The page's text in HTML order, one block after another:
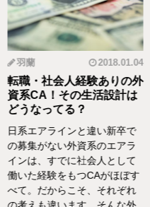
羽蘭 2018.01.04
転職・社会人経験ありの外
資系CA！その生活設計は
どうなってる？
日系エアラインと違い新卒で
の募集がない外資系のエアラ
インは、すでに社会人として
働いた経験をもつCAがほぼす
べて。だからこそ、それぞれ